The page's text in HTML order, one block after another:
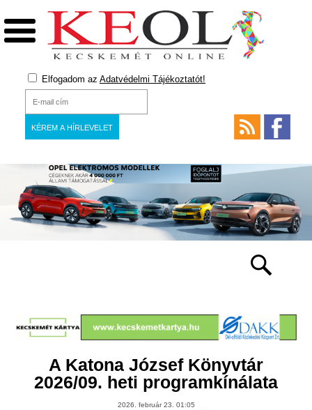
Elfogadom az Adatvédelmi Tájékoztatót!
A Katona József Könyvtár
2026/09. heti programkínálata
2026. február 23. 01:05